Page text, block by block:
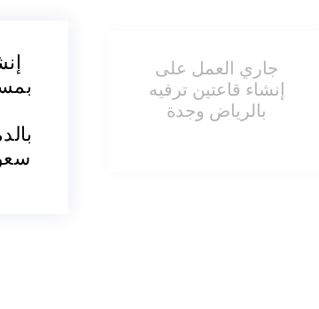
إنشاء قاعتين ترفيه
بمستشفى الملك فهد
بالدمام و مدينة الملك
سعود الطبية بالرياض